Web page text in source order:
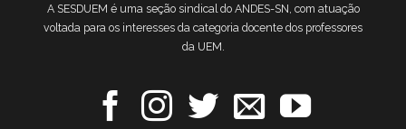
A SESDUEM é uma seção sindical do ANDES-SN, com atuação
voltada para os interesses da categoria docente dos professores
da UEM.